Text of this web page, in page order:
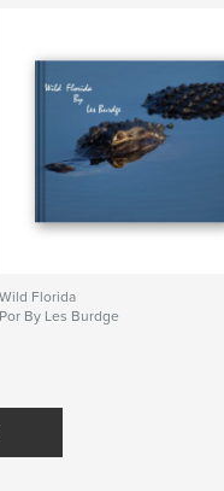
Wild Florida
Por By Les Burdge